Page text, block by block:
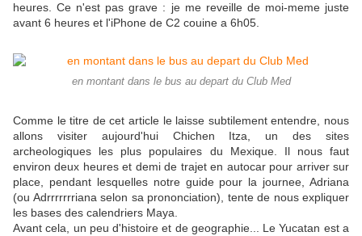
heures. Ce n'est pas grave : je me reveille de moi-meme juste
avant 6 heures et l'iPhone de C2 couine a 6h05.
en montant dans le bus au depart du Club Med
Comme le titre de cet article le laisse subtilement entendre, nous
allons visiter aujourd'hui Chichen Itza, un des sites
archeologiques les plus populaires du Mexique. Il nous faut
environ deux heures et demi de trajet en autocar pour arriver sur
place, pendant lesquelles notre guide pour la journee, Adriana
(ou Adrrrrrrriana selon sa prononciation), tente de nous expliquer
les bases des calendriers Maya.
Avant cela, un peu d'histoire et de geographie... Le Yucatan est a